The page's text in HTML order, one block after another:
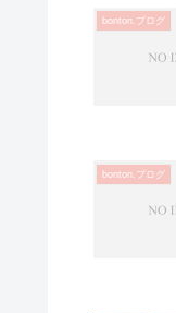
bonton.ブログ
bonton.ブログ